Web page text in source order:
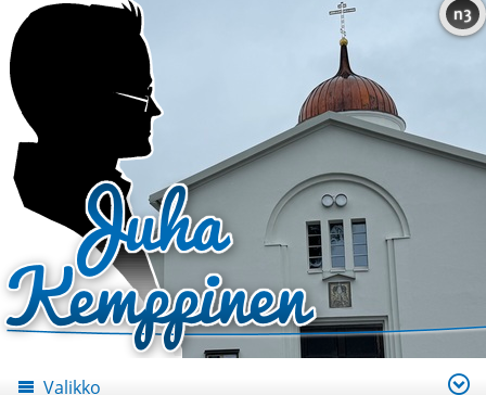
n3
Valikko